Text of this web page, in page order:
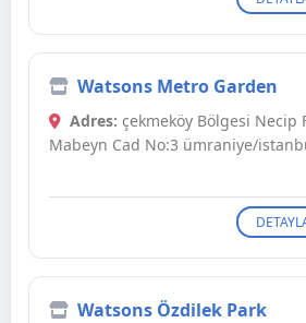
Watsons Metro Garden
Adres: çekmeköy Bölgesi Necip
Mabeyn Cad No:3 ümraniye/
Watsons Özdilek Park